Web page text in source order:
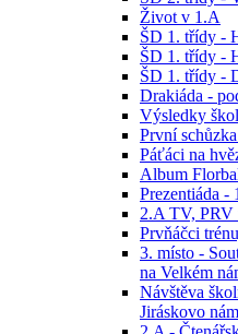
Život v 1.A
ŠD 1. třídy -
ŠD 1. třídy -
ŠD 1. třídy -
Drakiáda -
Výsledky
První
Páťáci na
Album
Prezentiáda -
2.A TV, PRV
Prvňáčci
3. místo -
na Velkém
Návštěva
Jiráskovo